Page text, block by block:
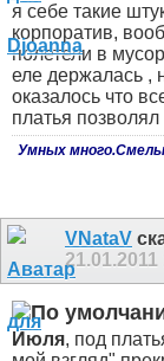
я себе такие
корпоратив,
полетели в
еле держалась ,
оказалось что
платья позволял
Умных
VNataV
21.01.2011
Июля, под